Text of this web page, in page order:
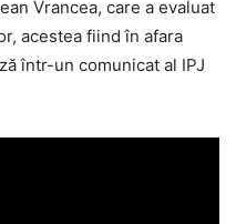
Vrancea, care a evaluat
acestea fiind în afara
într-un comunicat al IPJ